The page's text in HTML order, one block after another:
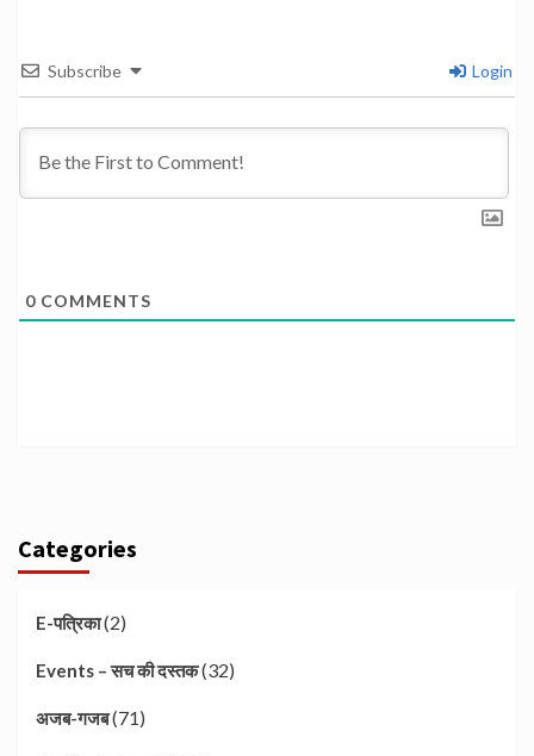
Subscribe Login
0 COMMENTS
Categories
E-पत्रिका(2)
Events – सच की दस्तक(32)
अजब-गजब(71)